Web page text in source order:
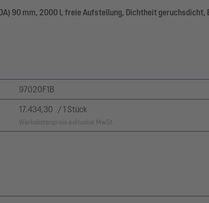
90 mm, 2000 l, freie Aufstellung, Dichtheit
97020F1B
17.434,30 / 1 Stück
Werkslistenpreis exklusive MwSt.